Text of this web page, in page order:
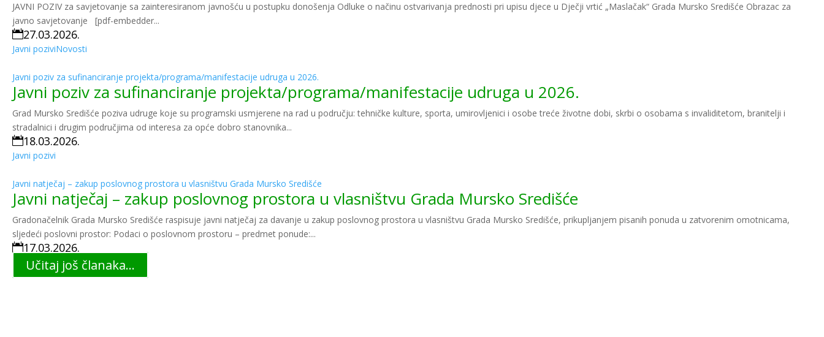
JAVNI POZIV za savjetovanje sa zainteresiranom javnošću u postupku donošenja Odluke o načinu ostvarivanja prednosti pri upisu djece u Dječji vrtić „Maslačak“ Grada Mursko Središće Obrazac za
javno savjetovanje [pdf-embedder...
27.03.2026.
Javni poziviNovosti
Javni poziv za sufinanciranje projekta/programa/manifestacije udruga u 2026.
Javni poziv za sufinanciranje projekta/programa/manifestacije udruga u 2026.
Grad Mursko Središće poziva udruge koje su programski usmjerene na rad u području: tehničke kulture, sporta, umirovljenici i osobe treće životne dobi, skrbi o osobama s invaliditetom, branitelji i
stradalnici i drugim područjima od interesa za opće dobro stanovnika...
18.03.2026.
Javni pozivi
Javni natječaj – zakup poslovnog prostora u vlasništvu Grada Mursko Središće
Javni natječaj – zakup poslovnog prostora u vlasništvu Grada Mursko Središće
Gradonačelnik Grada Mursko Središće raspisuje javni natječaj za davanje u zakup poslovnog prostora u vlasništvu Grada Mursko Središće, prikupljanjem pisanih ponuda u zatvorenim omotnicama,
sljedeći poslovni prostor: Podaci o poslovnom prostoru – predmet ponude:...
17.03.2026.
Učitaj još članaka...